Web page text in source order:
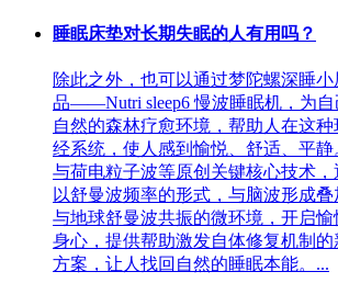
睡眠床垫对长期失眠的人有用吗？
除此之外，也可以通过梦陀螺深睡
品——Nutri sleep6 慢波睡眠机，为
自然的森林疗愈环境，帮助人在这
经系统，使人感到愉悦、舒适、平
与荷电粒子波等原创关键核心技术
以舒曼波频率的形式，与脑波形成
与地球舒曼波共振的微环境，开启
身心，提供帮助激发自体修复机制
方案，让人找回自然的睡眠本能。...